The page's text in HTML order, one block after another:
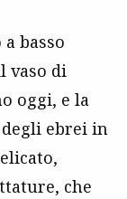
basso
vaso di
oggi, e la
ebrei in
che